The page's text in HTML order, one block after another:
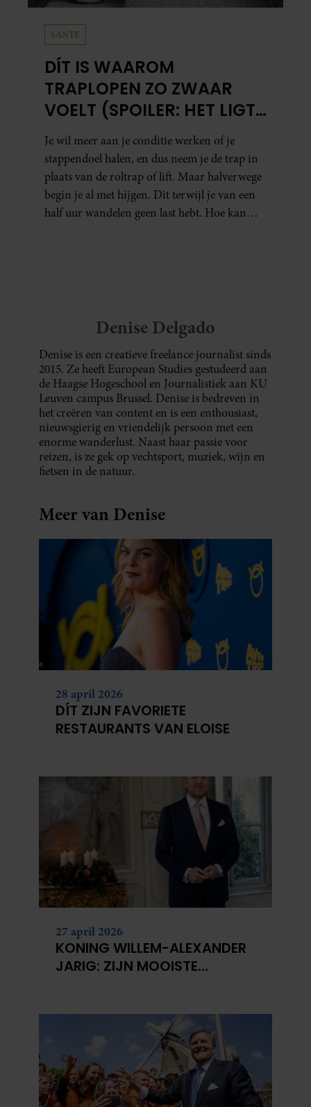
SANTE
DÍT IS WAAROM
TRAPLOPEN ZO ZWAAR
VOELT (SPOILER: HET LIGT
NIET AAN JE CONDITIE)
Je wil meer aan je conditie werken of je
stappendoel halen, en dus neem je de trap in
plaats van de roltrap of lift. Maar halverwege
begin je al met hijgen. Dit terwijl je van een
half uur wandelen geen last hebt. Hoe kan
Denise Delgado
Denise is een creatieve freelance journalist sinds
2015. Ze heeft European Studies gestudeerd aan
de Haagse Hogeschool en Journalistiek aan KU
Leuven campus Brussel. Denise is bedreven in
het creëren van content en is een enthousiast,
nieuwsgierig en vriendelijk persoon met een
enorme wanderlust. Naast haar passie voor
reizen, is ze gek op vechtsport, muziek, wijn en
fietsen in de natuur.
Meer van Denise
28 april 2026
DÍT ZIJN FAVORIETE
RESTAURANTS VAN ELOISE
27 april 2026
KONING WILLEM-ALEXANDER
JARIG: ZIJN MOOISTE